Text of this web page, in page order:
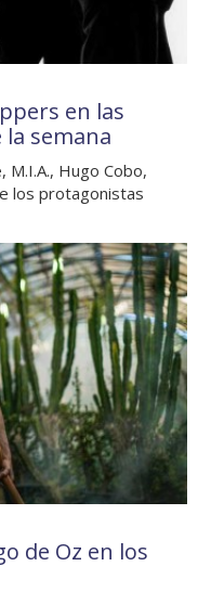
en las
la semana
M.I.A., Hugo Cobo,
los protagonistas
de Oz en los